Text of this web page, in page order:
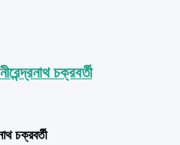
চক্রবর্তী
চক্রবর্তী